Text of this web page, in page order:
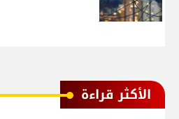
الأكثر قراءة